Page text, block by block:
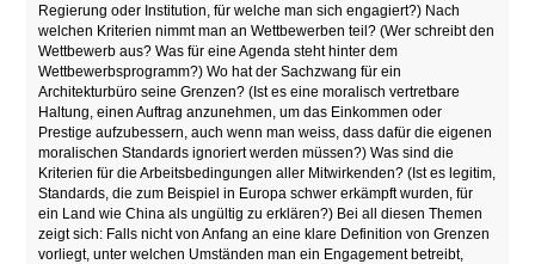
Regierung oder Institution, für welche man sich engagiert?) Nach
welchen Kriterien nimmt man an Wettbewerben teil? (Wer schreibt den
Wettbewerb aus? Was für eine Agenda steht hinter dem
Wettbewerbsprogramm?) Wo hat der Sachzwang für ein
Architekturbüro seine Grenzen? (Ist es eine moralisch vertretbare
Haltung, einen Auftrag anzunehmen, um das Einkommen oder
Prestige aufzubessern, auch wenn man weiss, dass dafür die eigenen
moralischen Standards ignoriert werden müssen?) Was sind die
Kriterien für die Arbeitsbedingungen aller Mitwirkenden? (Ist es legitim,
Standards, die zum Beispiel in Europa schwer erkämpft wurden, für
ein Land wie China als ungültig zu erklären?) Bei all diesen Themen
zeigt sich: Falls nicht von Anfang an eine klare Definition von Grenzen
vorliegt, unter welchen Umständen man ein Engagement betreibt,